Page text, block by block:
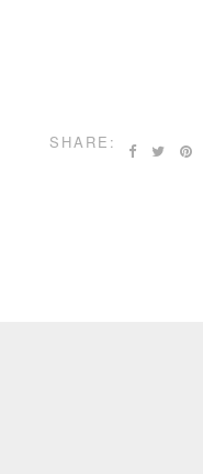
SHARE: